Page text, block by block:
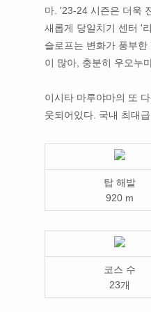
마. '23-24 시즌은 더욱
새롭게 당일치기 센터 '
슬로프는 변화가 풍부
이 많아, 충분히 우오누
이시타 마루야마의 또
웃되어있다. 국내 최대
탑 해발
920 m
코스 수
23개